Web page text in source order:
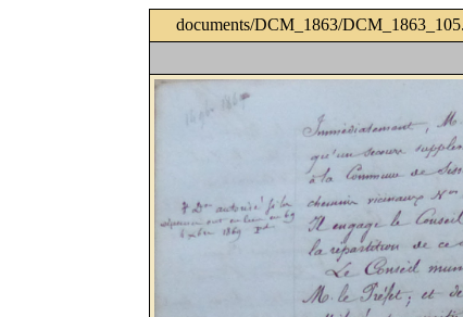
documents/DCM_1863/